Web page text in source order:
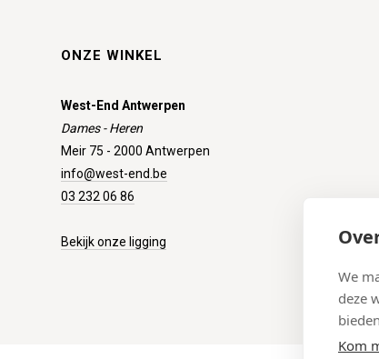
We
deze
Kom
ONZE WINKEL
West-End Antwerpen
Dames - Heren
Meir 75 - 2000 Antwerpen
info@west-end.be
03 232 06 86
Bekijk onze ligging